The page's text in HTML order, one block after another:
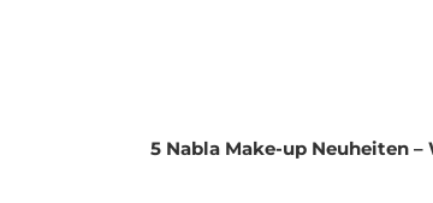
5 Nabla Make-up Neuheiten